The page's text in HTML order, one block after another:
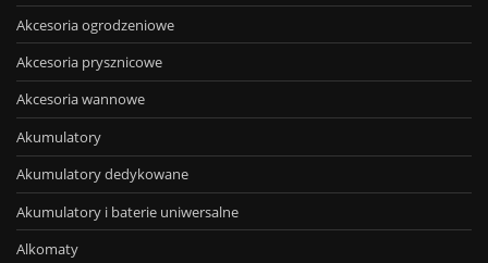
Akcesoria ogrodzeniowe
Akcesoria prysznicowe
Akcesoria wannowe
Akumulatory
Akumulatory dedykowane
Akumulatory i baterie uniwersalne
Alkomaty